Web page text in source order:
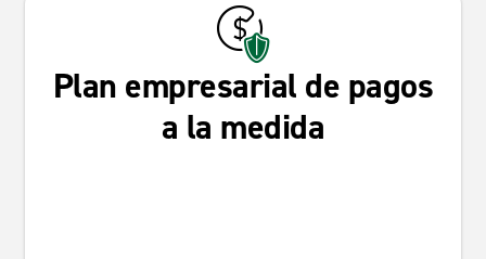
Plan empresarial de pagos
a la medida